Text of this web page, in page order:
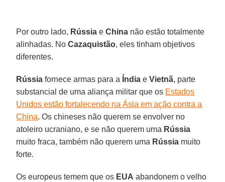
Por outro lado, Rússia eChina não estão totalmente
alinhadas. NoCazaquistão, eles tinham objetivos
diferentes.
Rússia fornece armas para a Índia eVietnã, parte
substancial de uma aliança militar que os Estados
Unidos estão fortalecendo na Ásia em ação contra a
China. Os chineses não querem se envolver no
atoleiro ucraniano, e se não querem uma Rússia
muito fraca, também não querem uma Rússia muito
forte.
Os europeus temem que os EUA abandonem o velho